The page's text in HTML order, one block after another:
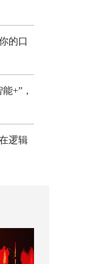
的口
+”，
逻辑